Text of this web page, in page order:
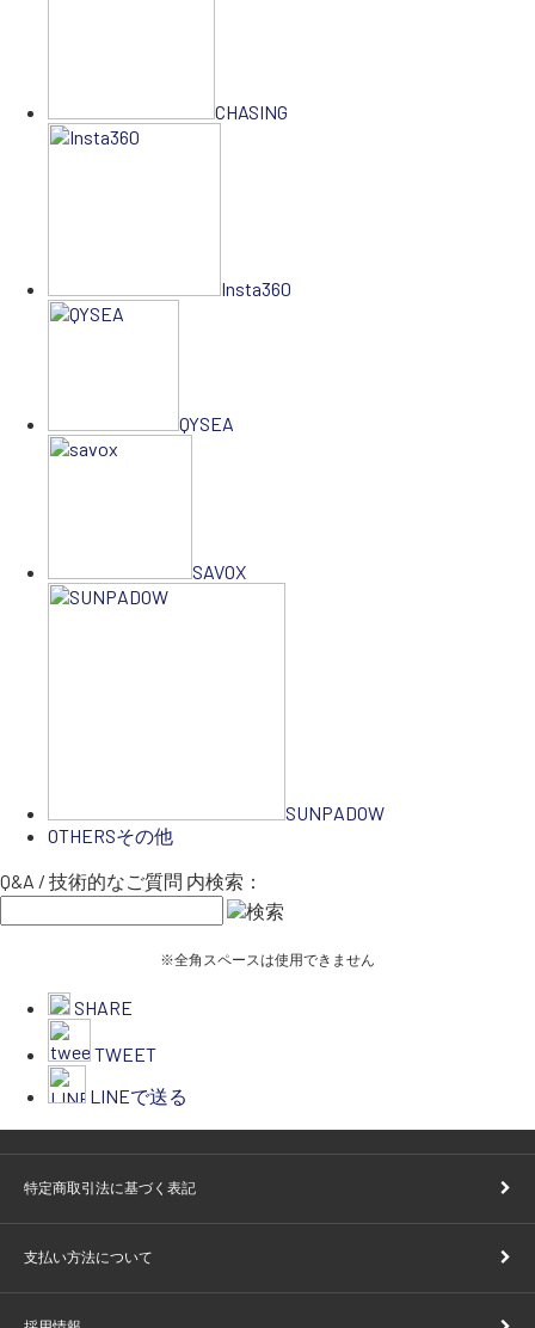
CHASING
Insta360
QYSEA
SAVOX
SUNPADOW
OTHERSその他
Q&A / 技術的なご質問 内検索：
※全角スペースは使用できません
SHARE
TWEET
LINEで送る
特定商取引法に基づく表記
支払い方法について